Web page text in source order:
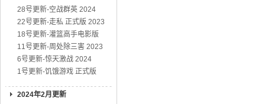
28号更新-空战群英 2024
22号更新-走私 正式版 2023
18号更新-灌篮高手电影版
11号更新-周处除三害 2023
6号更新-惊天激战 2024
1号更新-饥饿游戏 正式版
2024年2月更新